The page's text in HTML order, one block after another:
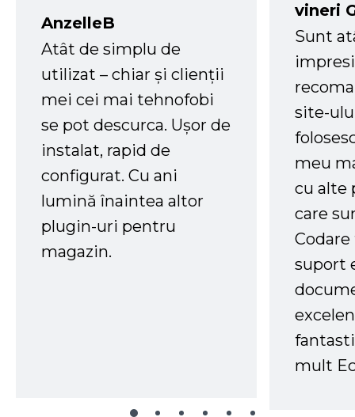
AnzelleB
Atât de simplu de
utilizat – chiar și clienții
mei cei mai tehnofobi
se pot descurca. Ușor de
instalat, rapid de
configurat. Cu ani
lumină înaintea altor
plugin-uri pentru
magazin.
vineri
Sunt
site-
meu
cu alte
care
suport
mult